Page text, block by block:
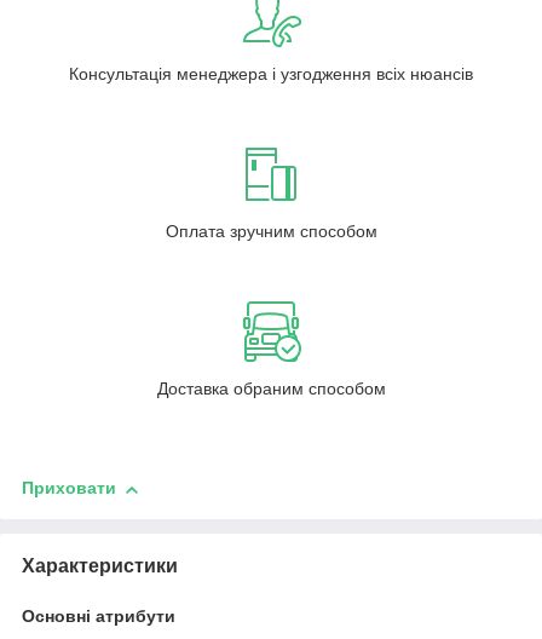
Консультація менеджера і узгодження всіх нюансів
Оплата зручним способом
Доставка обраним способом
Приховати
Характеристики
Основні атрибути